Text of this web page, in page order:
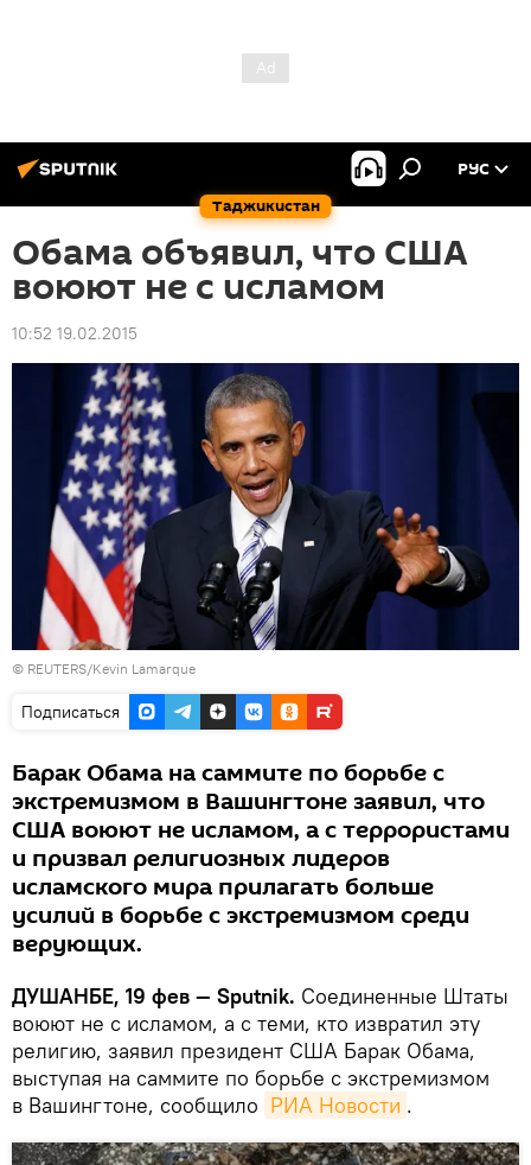
Таджикистан
РУС
Обама объявил, что США
воюют не с исламом
10:52 19.02.2015
© REUTERS/Kevin Lamarque
Подписаться
Барак Обама на саммите по борьбе с
экстремизмом в Вашингтоне заявил, что
США воюют не исламом, а с террористами
и призвал религиозных лидеров
исламского мира прилагать больше
усилий в борьбе с экстремизмом среди
верующих.
ДУШАНБЕ, 19 фев — Sputnik. Соединенные Штаты
воюют не с исламом, а с теми, кто извратил эту
религию, заявил президент США Барак Обама,
выступая на саммите по борьбе с экстремизмом
в Вашингтоне, сообщило РИА Новости .